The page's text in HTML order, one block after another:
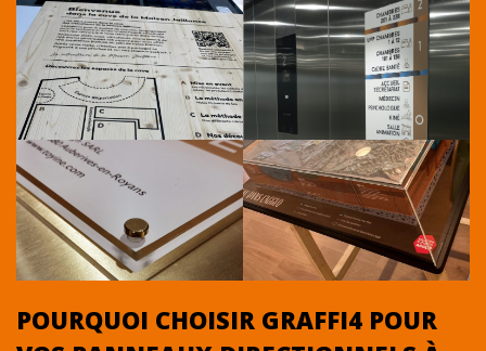
POURQUOI CHOISIR GRAFFI4 POUR